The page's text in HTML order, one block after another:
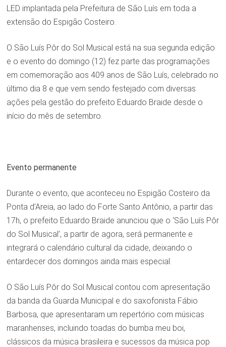
LED implantada pela Prefeitura de São Luís em toda a
extensão do Espigão Costeiro.
O São Luís Pôr do Sol Musical está na sua segunda edição
e o evento do domingo (12) fez parte das programações
em comemoração aos 409 anos de São Luís, celebrado no
último dia 8 e que vem sendo festejado com diversas
ações pela gestão do prefeito Eduardo Braide desde o
início do mês de setembro.
Evento permanente
Durante o evento, que aconteceu no Espigão Costeiro da
Ponta d’Areia, ao lado do Forte Santo Antônio, a partir das
17h, o prefeito Eduardo Braide anunciou que o ‘São Luís Pôr
do Sol Musical’, a partir de agora, será permanente e
integrará o calendário cultural da cidade, deixando o
entardecer dos domingos ainda mais especial.
O São Luís Pôr do Sol Musical contou com apresentação
da banda da Guarda Municipal e do saxofonista Fábio
Barbosa, que apresentaram um repertório com músicas
maranhenses, incluindo toadas do bumba meu boi,
clássicos da música brasileira e sucessos da música pop